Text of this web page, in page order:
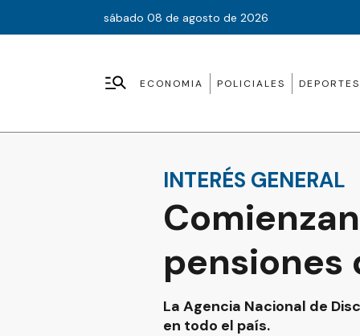
sábado 08 de agosto de 2026
ECONOMIA POLICIALES DEPORTES
INTERÉS GENERAL
pensiones
La Agencia Nacional de
en todo el país.